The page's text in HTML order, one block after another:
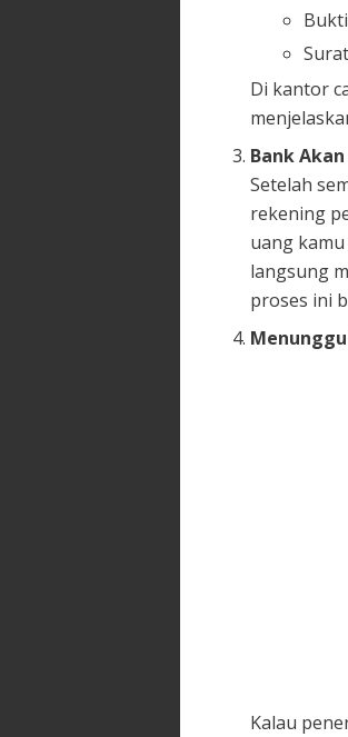
Di kantor
Bank
Setelah
rekening
uang
langsung
proses ini
Kalau